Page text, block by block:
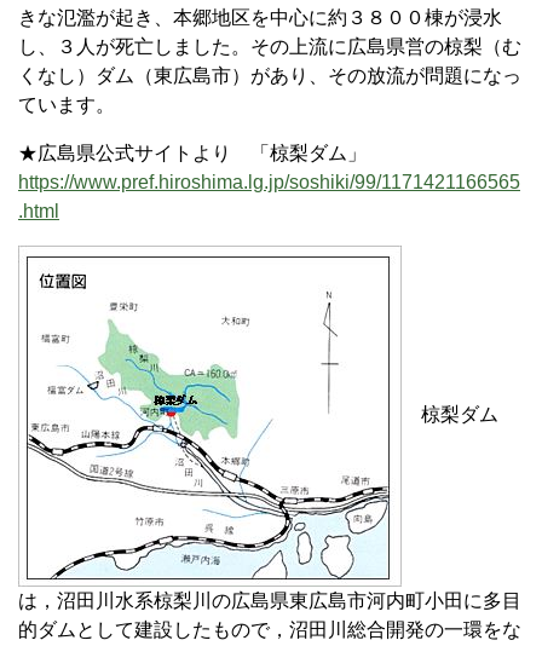
きな氾濫が起き、本郷地区を中心に約３８００棟が浸水
し、３人が死亡しました。その上流に広島県営の椋梨（む
くなし）ダム（東広島市）があり、その放流が問題になっ
ています。
★広島県公式サイトより 「椋梨ダム」
https://www.pref.hiroshima.lg.jp/soshiki/99/1171421166565
.html
椋梨ダム
は，沼田川水系椋梨川の広島県東広島市河内町小田に多目
的ダムとして建設したもので，沼田川総合開発の一環をな